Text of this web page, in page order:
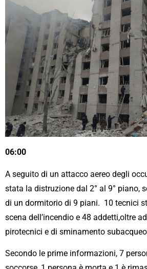
06:00
A seguito di un attacco aereo degli
stata la distruzione dal 2° al 9° piano,
di un dormitorio di 9 piani. 10 tecnici
scena dell’incendio e 48 addetti,oltre
pirotecnici e di sminamento
Secondo le prime informazioni, 7